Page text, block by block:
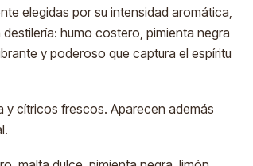
elegidas por su intensidad aromática,
humo costero, pimienta negra
y poderoso que captura el espíritu
y cítricos frescos. Aparecen además